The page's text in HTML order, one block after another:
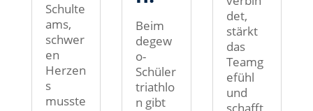
Schulte
ams,
schwer
en
Herzen
s
musste
Beim
degew
o-
Schüler
triathlo
n gibt
det,
stärkt
das
Teamg
efühl
und